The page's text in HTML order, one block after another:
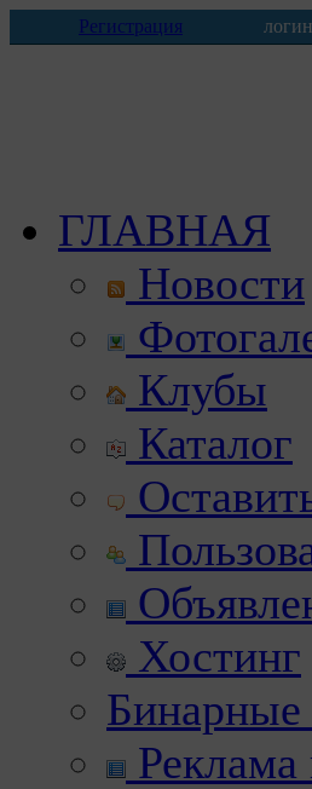
Регистрация логин
ГЛАВНАЯ
Новости
Клубы
Каталог
Хостинг
Бинарные
Реклама